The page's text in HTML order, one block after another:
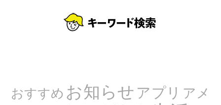
おすすめ お知らせアプリ アメ